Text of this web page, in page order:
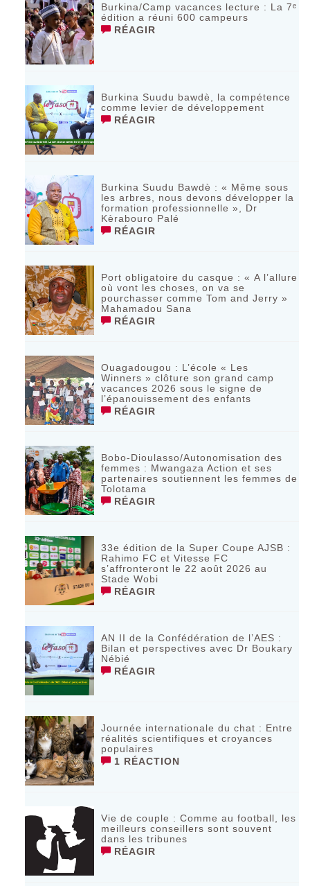
Burkina/Camp vacances lecture : La 7ᵉ
édition a réuni 600 campeurs
RÉAGIR
Burkina Suudu bawdè, la compétence
comme levier de développement
RÉAGIR
Burkina Suudu Bawdè : « Même sous
les arbres, nous devons développer la
formation professionnelle », Dr
Kèrabouro Palé
RÉAGIR
Port obligatoire du casque : « A l’allure
où vont les choses, on va se
pourchasser comme Tom and Jerry »
Mahamadou Sana
RÉAGIR
Ouagadougou : L’école « Les
Winners » clôture son grand camp
vacances 2026 sous le signe de
l’épanouissement des enfants
RÉAGIR
Bobo-Dioulasso/Autonomisation des
femmes : Mwangaza Action et ses
partenaires soutiennent les femmes de
Tolotama
RÉAGIR
33e édition de la Super Coupe AJSB :
Rahimo FC et Vitesse FC
s’affronteront le 22 août 2026 au
Stade Wobi
RÉAGIR
AN II de la Confédération de l’AES :
Bilan et perspectives avec Dr Boukary
Nébié
RÉAGIR
Journée internationale du chat : Entre
réalités scientifiques et croyances
populaires
1 RÉACTION
Vie de couple : Comme au football, les
meilleurs conseillers sont souvent
dans les tribunes
RÉAGIR